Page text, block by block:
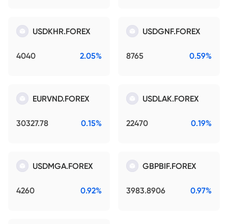
USDKHR.FOREX
4040 2.05%
USDGNF.FOREX
8765 0.59%
EURVND.FOREX
30327.78 0.15%
USDLAK.FOREX
22470 0.19%
USDMGA.FOREX
4260 0.92%
GBPBIF.FOREX
3983.8906 0.97%